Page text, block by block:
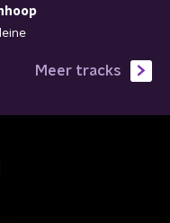
Meer tracks